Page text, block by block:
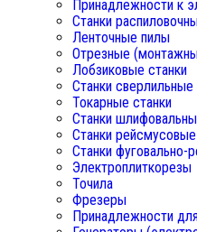
Принадлежности к
Станки
Ленточные пилы
Отрезные
Лобзиковые станки
Станки сверлильные
Токарные станки
Станки
Станки рейсмусовые
Станки фуговально-
Электроплиткорезы
Точила
Фрезеры
Принадлежности